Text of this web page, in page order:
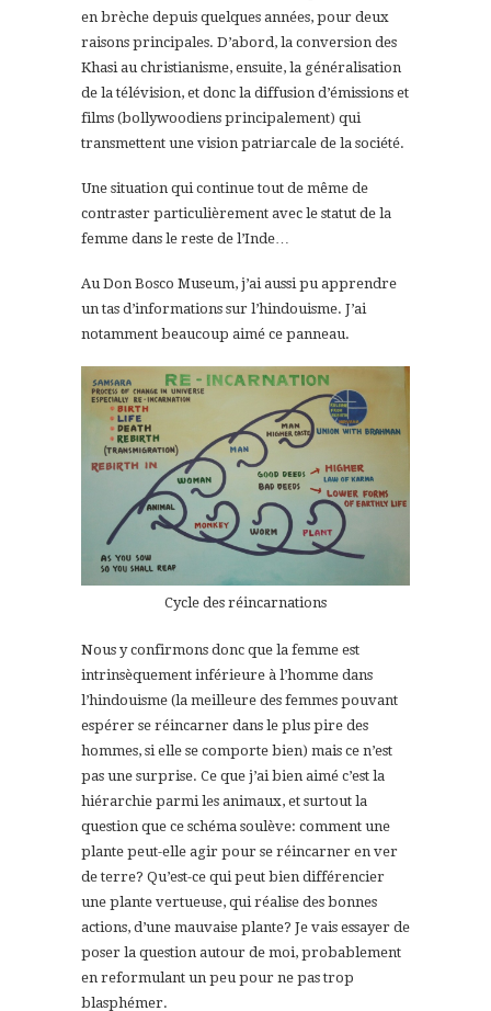
en brèche depuis quelques années, pour deux
raisons principales. D’abord, la conversion des
Khasi au christianisme, ensuite, la généralisation
de la télévision, et donc la diffusion d’émissions et
films (bollywoodiens principalement) qui
transmettent une vision patriarcale de la société.
Une situation qui continue tout de même de
contraster particulièrement avec le statut de la
femme dans le reste de l’Inde…
Au Don Bosco Museum, j’ai aussi pu apprendre
un tas d’informations sur l’hindouisme. J’ai
notamment beaucoup aimé ce panneau.
Cycle des réincarnations
Nous y confirmons donc que la femme est
intrinsèquement inférieure à l’homme dans
l’hindouisme (la meilleure des femmes pouvant
espérer se réincarner dans le plus pire des
hommes, si elle se comporte bien) mais ce n’est
pas une surprise. Ce que j’ai bien aimé c’est la
hiérarchie parmi les animaux, et surtout la
question que ce schéma soulève: comment une
plante peut-elle agir pour se réincarner en ver
de terre? Qu’est-ce qui peut bien différencier
une plante vertueuse, qui réalise des bonnes
actions, d’une mauvaise plante? Je vais essayer de
poser la question autour de moi, probablement
en reformulant un peu pour ne pas trop
blasphémer.